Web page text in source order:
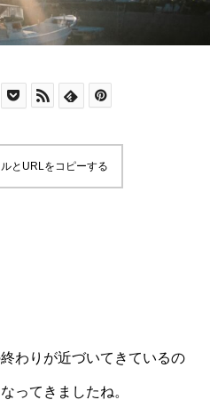
とURLをコピーする
わりが近づいてきているの
ってきましたね。